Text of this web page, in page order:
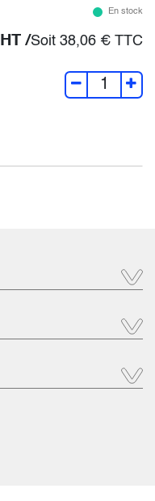
En stock
HT /Soit 38,06 € TTC